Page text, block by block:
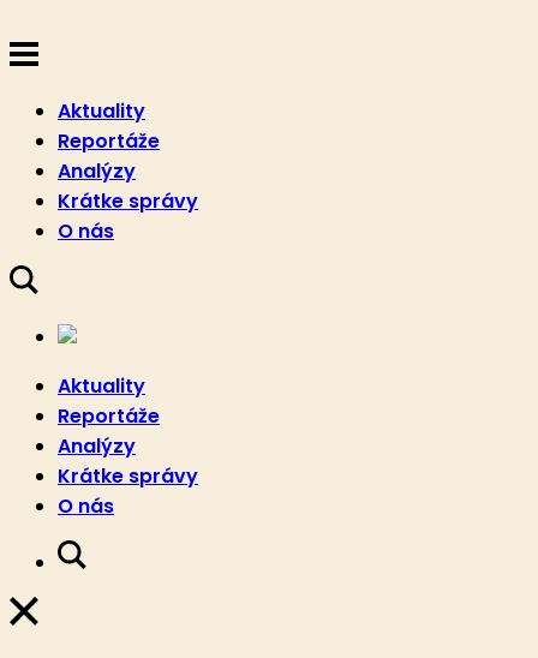
Aktuality
Reportáže
Analýzy
Krátke správy
O nás
Aktuality
Reportáže
Analýzy
Krátke správy
O nás